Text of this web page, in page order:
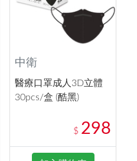
中衛
醫療口罩成人3D立體
30pcs/盒 (酷黑)
$ 298